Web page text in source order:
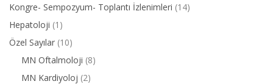
Kongre- Sempozyum- Toplantı İzlenimleri (14)
Hepatoloji (1)
Özel Sayılar (10)
MN Oftalmoloji (8)
MN Kardiyoloj (2)